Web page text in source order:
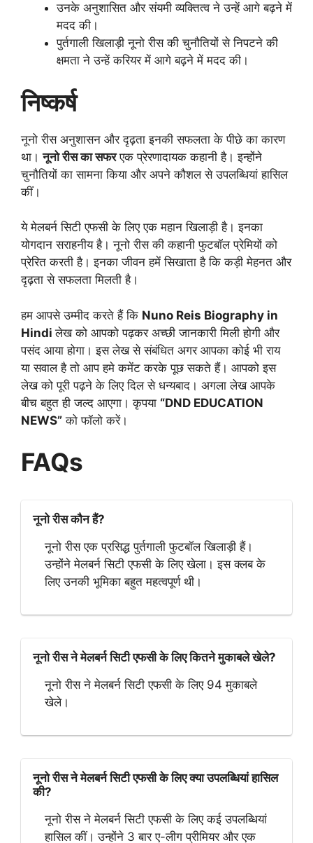
उनके अनुशासित और संयमी व्यक्तित्व ने उन्हें आगे बढ़ने में
मदद की।
पुर्तगाली खिलाड़ी नूनो रीस की चुनौतियों से निपटने की
क्षमता ने उन्हें करियर में आगे बढ़ने में मदद की।
निष्कर्ष
नूनो रीस अनुशासन और दृढ़ता इनकी सफलता के पीछे का कारण
था।नूनो रीसका सफरएक प्रेरणादायक कहानी है। इन्होंने
चुनौतियों का सामना किया और अपने कौशल से उपलब्धियां हासिल
कीं।
ये मेलबर्न सिटी एफसी के लिए एक महान खिलाड़ी है। इनका
योगदान सराहनीय है। नूनो रीस की कहानी फुटबॉल प्रेमियों को
प्रेरित करती है। इनका जीवन हमें सिखाता है कि कड़ी मेहनत और
दृढ़ता से सफलता मिलती है।
हम आपसे उम्मीद करते हैं कि Nuno Reis Biography in
Hindiलेख को आपको पढ़कर अच्छी जानकारी मिली होगी और
पसंद आया होगा। इस लेख से संबंधित अगर आपका कोई भी राय
या सवाल है तो आप हमे कमेंट करके पूछ सकते हैं। आपको इस
लेख को पूरी पढ़ने के लिए दिल से धन्यबाद। अगला लेख आपके
बीच बहुत ही जल्द आएगा। कृपया “DND EDUCATION
NEWS” को फॉलो करें।
FAQs
नूनो रीस कौन हैं?
नूनो रीस एक प्रसिद्ध पुर्तगाली फुटबॉल खिलाड़ी हैं।
उन्होंने मेलबर्न सिटी एफसी के लिए खेला। इस क्लब के
लिए उनकी भूमिका बहुत महत्वपूर्ण थी।
नूनो रीस ने मेलबर्न सिटी एफसी के लिए कितने मुकाबले खेले?
नूनो रीस ने मेलबर्न सिटी एफसी के लिए 94 मुकाबले
खेले।
नूनो रीस ने मेलबर्न सिटी एफसी के लिए क्या उपलब्धियां हासिल
की?
नूनो रीस ने मेलबर्न सिटी एफसी के लिए कई उपलब्धियां
हासिल कीं। उन्होंने 3 बार ए-लीग प्रीमियर और एक